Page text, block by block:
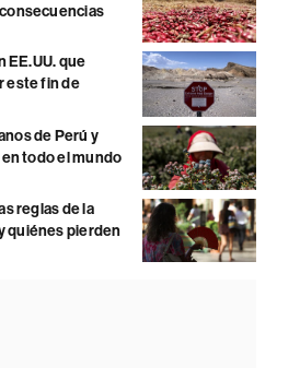
EE.UU. que
este fin de
de Perú y
todo el mundo
reglas de la
quiénes pierden